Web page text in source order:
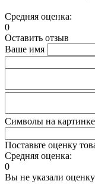
Средняя оценка:
0
Оставить отзыв
Ваше имя
Символы на картинке
Поставьте оценку
Средняя оценка:
0
Вы не указали